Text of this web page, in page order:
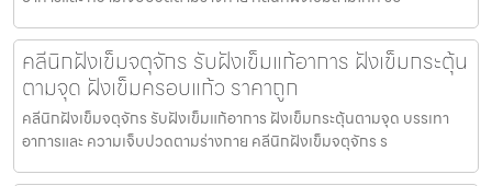
คลีนิกฝังเข็มจตุจักร รับฝังเข็มแก้อาการ ฝังเข็มกระตุ้น
ตามจุด ฝังเข็มครอบแก้ว ราคาถูก
คลีนิกฝังเข็มจตุจักร รับฝังเข็มแก้อาการ ฝังเข็มกระตุ้นตามจุด บรรเทา
อาการและ ความเจ็บปวดตามร่างกาย คลีนิกฝังเข็มจตุจักร ร